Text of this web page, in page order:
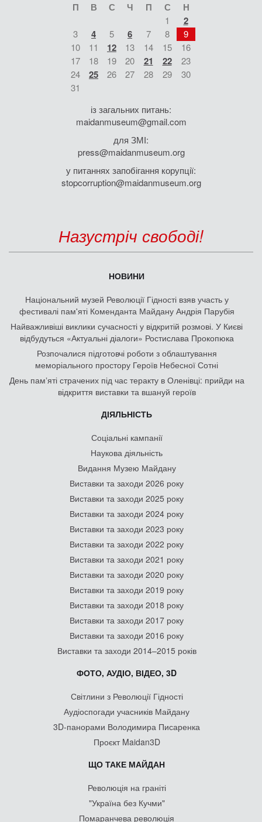
П В С Ч П С Н
1 2
3 4 5 6 7 8
9
10
11 12 13 14 15
16
17
18 19 20 21 22
23
24
25 26 27 28 29
30
31
із загальних питань:
maidanmuseum@gmail.com
для ЗМІ:
press@maidanmuseum.org
у питаннях запобігання корупції:
stopcorruption@maidanmuseum.org
Назустріч свободі!
НОВИНИ
Національний музей Революції Гідності взяв участь у
фестивалі пам'яті Коменданта Майдану Андрія Парубія
Найважливіші виклики сучасності у відкритій розмові. У Києві
відбудуться «Актуальні діалоги» Ростислава Прокопюка
Розпочалися підготовчі роботи з облаштування
меморіального простору Героїв Небесної Сотні
День памʼяті страчених під час теракту в Оленівці: прийди на
відкриття виставки та вшануй героїв
ДІЯЛЬНІСТЬ
Соціальні кампанії
Наукова діяльність
Видання Музею Майдану
Виставки та заходи 2026 року
Виставки та заходи 2025 року
Виставки та заходи 2024 року
Виставки та заходи 2023 року
Виставки та заходи 2022 року
Виставки та заходи 2021 року
Виставки та заходи 2020 року
Виставки та заходи 2019 року
Виставки та заходи 2018 року
Виставки та заходи 2017 року
Виставки та заходи 2016 року
Виставки та заходи 2014–2015 років
ФОТО, АУДІО, ВІДЕО, 3D
Світлини з Революції Гідності
Аудіоспогади учасників Майдану
3D-панорами Володимира Писаренка
Проєкт Maidan3D
ЩО ТАКЕ МАЙДАН
Революція на граніті
"Україна без Кучми"
Помаранчева революція